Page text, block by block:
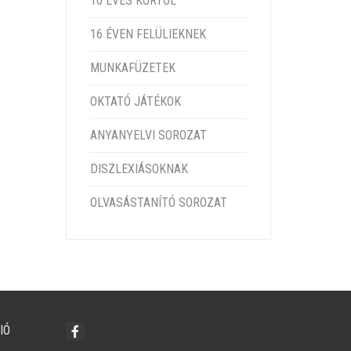
16 ÉVEN FELÜLIEKNEK
MUNKAFÜZETEK
OKTATÓ JÁTÉKOK
ANYANYELVI SOROZAT
DISZLEXIÁSOKNAK
OLVASÁSTANÍTÓ SOROZAT